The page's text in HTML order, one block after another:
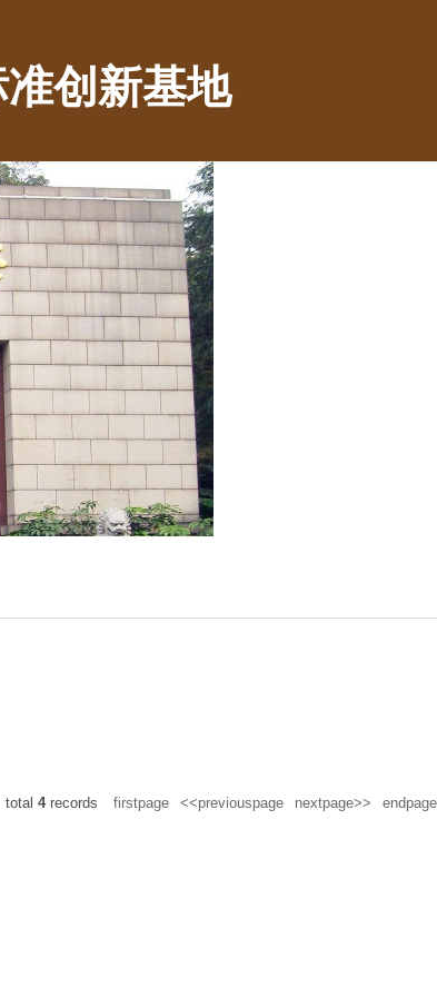
创新基地
total 4records firstpage <<previouspage nextpage>> endpage